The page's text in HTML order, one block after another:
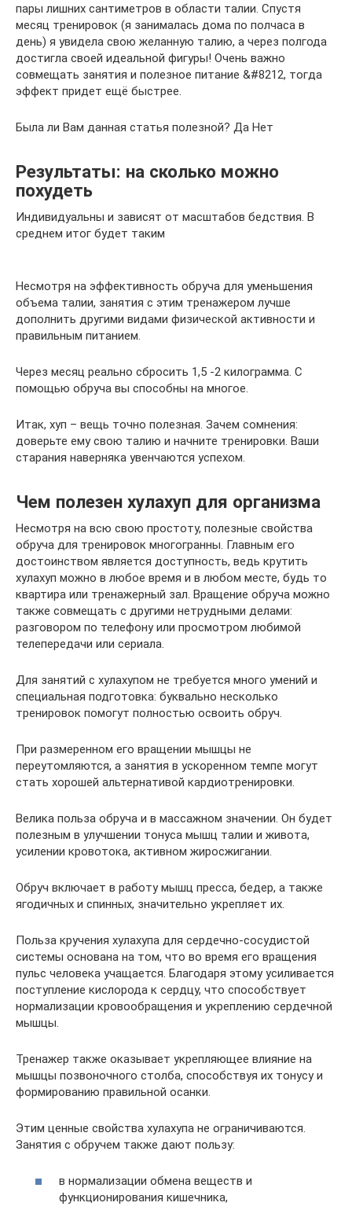
пары лишних сантиметров в области талии. Спустя
месяц тренировок (я занималась дома по полчаса в
день) я увидела свою желанную талию, а через полгода
достигла своей идеальной фигуры! Очень важно
совмещать занятия и полезное питание &#8212, тогда
эффект придет ещё быстрее.
Была ли Вам данная статья полезной? Да Нет
Результаты: на сколько можно
похудеть
Индивидуальны и зависят от масштабов бедствия. В
среднем итог будет таким
Несмотря на эффективность обруча для уменьшения
объема талии, занятия с этим тренажером лучше
дополнить другими видами физической активности и
правильным питанием.
Через месяц реально сбросить 1,5 -2 килограмма. С
помощью обруча вы способны на многое.
Итак, хуп – вещь точно полезная. Зачем сомнения:
доверьте ему свою талию и начните тренировки. Ваши
старания наверняка увенчаются успехом.
Чем полезен хулахуп для организма
Несмотря на всю свою простоту, полезные свойства
обруча для тренировок многогранны. Главным его
достоинством является доступность, ведь крутить
хулахуп можно в любое время и в любом месте, будь то
квартира или тренажерный зал. Вращение обруча можно
также совмещать с другими нетрудными делами:
разговором по телефону или просмотром любимой
телепередачи или сериала.
Для занятий с хулахупом не требуется много умений и
специальная подготовка: буквально несколько
тренировок помогут полностью освоить обруч.
При размеренном его вращении мышцы не
переутомляются, а занятия в ускоренном темпе могут
стать хорошей альтернативой кардиотренировки.
Велика польза обруча и в массажном значении. Он будет
полезным в улучшении тонуса мышц талии и живота,
усилении кровотока, активном жиросжигании.
Обруч включает в работу мышц пресса, бедер, а также
ягодичных и спинных, значительно укрепляет их.
Польза кручения хулахупа для сердечно-сосудистой
системы основана на том, что во время его вращения
пульс человека учащается. Благодаря этому усиливается
поступление кислорода к сердцу, что способствует
нормализации кровообращения и укреплению сердечной
мышцы.
Тренажер также оказывает укрепляющее влияние на
мышцы позвоночного столба, способствуя их тонусу и
формированию правильной осанки.
Этим ценные свойства хулахупа не ограничиваются.
Занятия с обручем также дают пользу:
в нормализации обмена веществ и
функционирования кишечника,